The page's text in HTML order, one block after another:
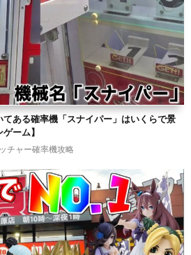
ある確率機「スナイパー」はいくらで景
ーム】
チャー確率機攻略